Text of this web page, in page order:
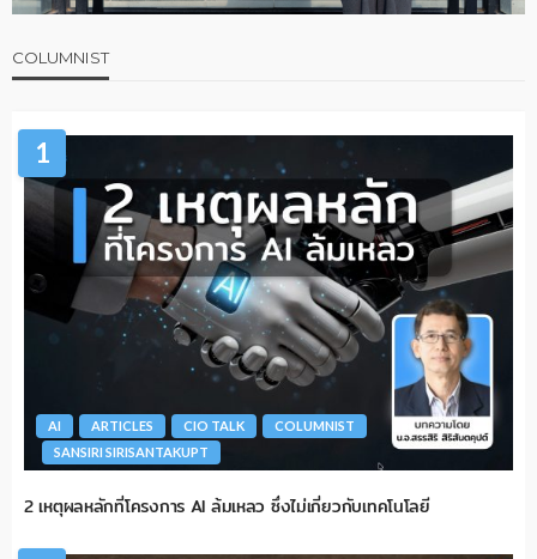
COLUMNIST
1
AI ARTICLES CIO TALK
COLUMNIST
SANSIRI SIRISANTAKUPT
2 เหตุผลหลักที่โครงการ AI ล้มเหลว ซึ่งไม่เกี่ยวกับเทคโนโลยี